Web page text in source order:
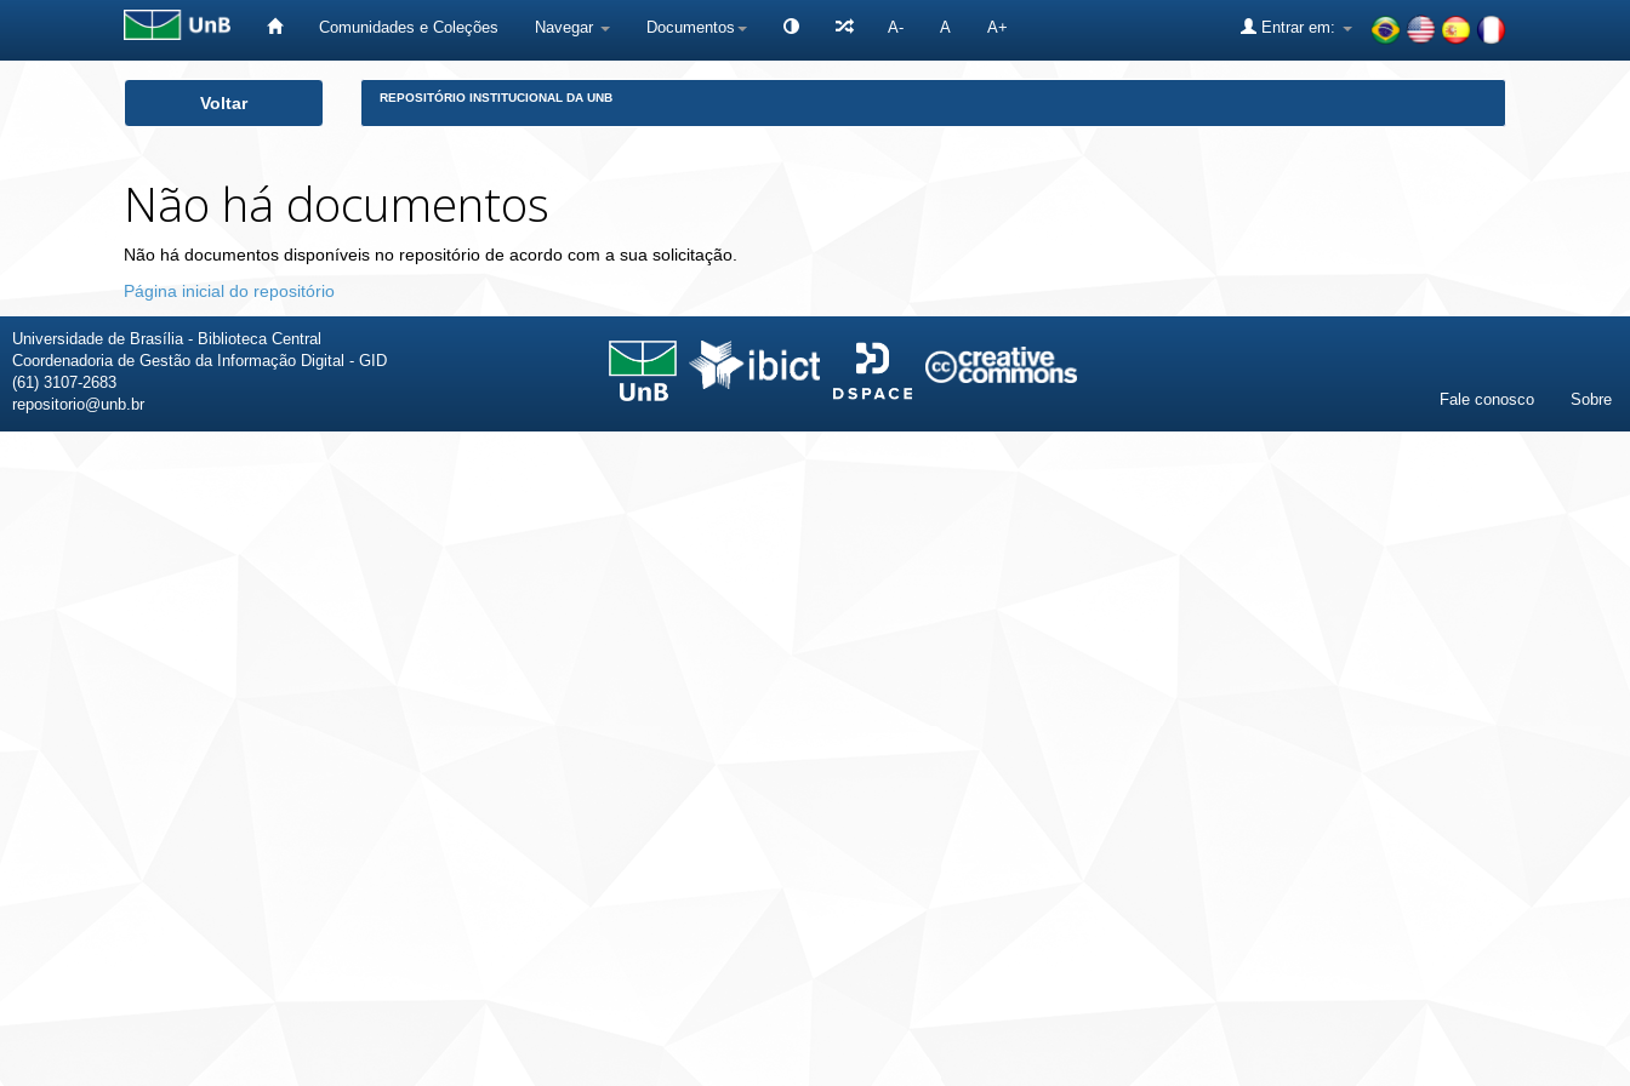
Comunidades e Coleções Navegar Documentos A- A A+ Entrar em:
Voltar REPOSITÓRIO INSTITUCIONAL DA UNB
Não há documentos
Não há documentos disponíveis no repositório de acordo com a sua solicitação.
Página inicial do repositório
Universidade de Brasília - Biblioteca Central
Coordenadoria de Gestão da Informação Digital - GID
(61) 3107-2683
repositorio@unb.br
Fale conosco Sobre